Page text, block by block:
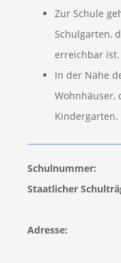
Zur Schule
Schulgarten,
erreichbar ist.
In der Nähe
Wohnhäuser,
Kindergarten.
Schulnummer:
Staatlicher
Adresse: